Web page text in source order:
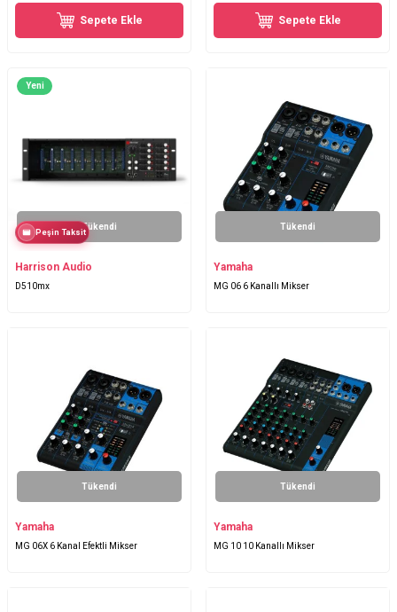
Sepete Ekle Sepete Ekle
Yeni
Tükendi
Peşin Taksit
Harrison Audio
D510mx
Tükendi
Yamaha
MG 06 6 Kanallı Mikser
Tükendi
Yamaha
MG 06X 6 Kanal Efektli Mikser
Tükendi
Yamaha
MG 10 10 Kanallı Mikser